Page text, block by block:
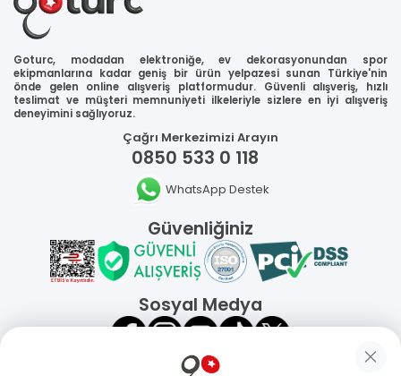
Goturc, modadan elektroniğe, ev dekorasyonundan spor
ekipmanlarına kadar geniş bir ürün yelpazesi sunan Türkiye'nin
önde gelen online alışveriş platformudur. Güvenli alışveriş, hızlı
teslimat ve müşteri memnuniyeti ilkeleriyle sizlere en iyi alışveriş
deneyimini sağlıyoruz.
Çağrı Merkezimizi Arayın
0850 533 0 118
WhatsApp Destek
Güvenliğiniz
Sosyal Medya